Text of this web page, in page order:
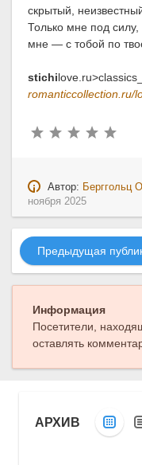
скрытый,
Только мне под силу,
мне — с тобой по
stichi
romanticcollection.ru/
Автор: Берггольц
ноября 2025
Предыдущая
Информация
Посетители,
оставлять
АРХИВ